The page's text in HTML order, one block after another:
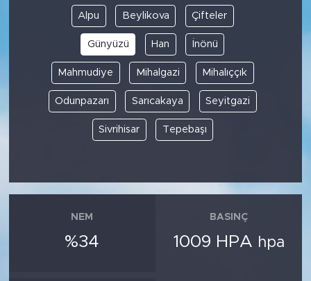
Alpu Beylikova Çifteler
Günyüzü Han İnönü
Mahmudiye Mihalgazi Mihalıççık
Odunpazarı Sarıcakaya Seyitgazi
Sivrihisar Tepebaşı
NEM
%34
BASINÇ
1009 HPA hpa